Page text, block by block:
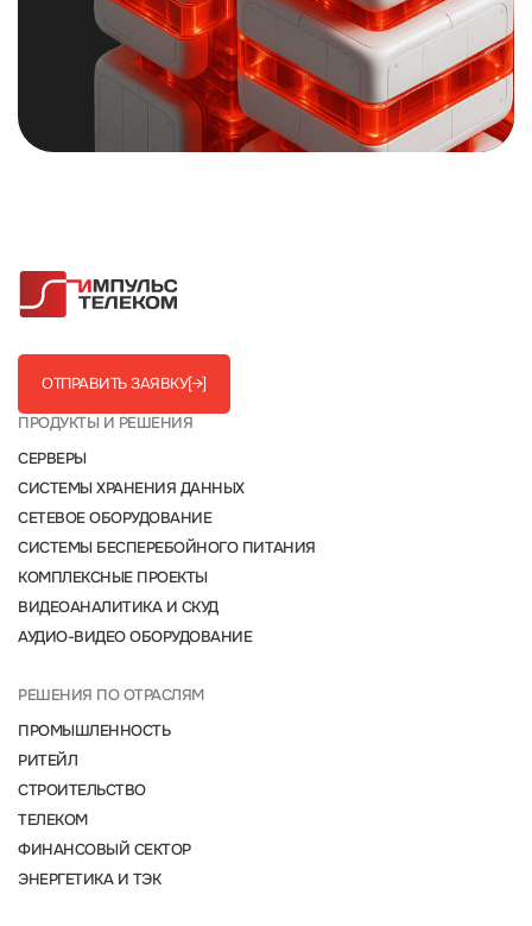
ОТПРАВИТЬ ЗАЯВКУ[→]
ПРОДУКТЫ И РЕШЕНИЯ
СЕРВЕРЫ
СИСТЕМЫ ХРАНЕНИЯ ДАННЫХ
СЕТЕВОЕ ОБОРУДОВАНИЕ
СИСТЕМЫ БЕСПЕРЕБОЙНОГО ПИТАНИЯ
КОМПЛЕКСНЫЕ ПРОЕКТЫ
ВИДЕОАНАЛИТИКА И СКУД
АУДИО-ВИДЕО ОБОРУДОВАНИЕ
РЕШЕНИЯ ПО ОТРАСЛЯМ
ПРОМЫШЛЕННОСТЬ
РИТЕЙЛ
СТРОИТЕЛЬСТВО
ТЕЛЕКОМ
ФИНАНСОВЫЙ СЕКТОР
ЭНЕРГЕТИКА И ТЭК